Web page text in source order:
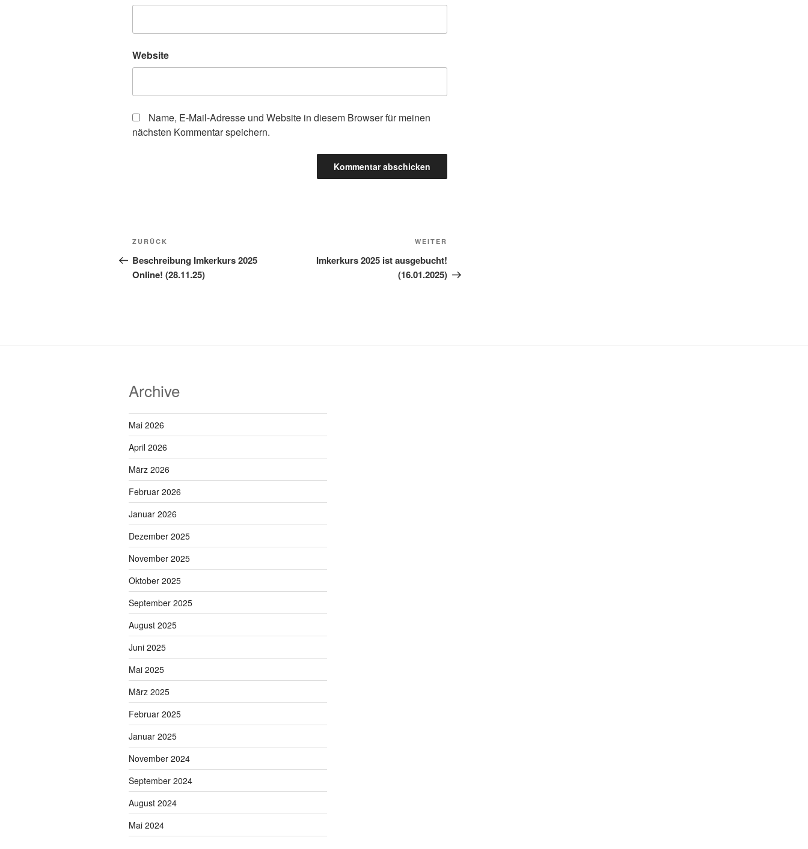
Website
Name, E-Mail-Adresse und Website in diesem Browser für meinen
nächsten Kommentar speichern.
Beitragsnavigation
Vorheriger
Beitrag
ZURÜCK
Beschreibung Imkerkurs 2025
Online! (28.11.25)
WEITER
Imkerkurs 2025 ist ausgebucht!
(16.01.2025)
Archive
Mai 2026
April 2026
März 2026
Februar 2026
Januar 2026
Dezember 2025
November 2025
Oktober 2025
September 2025
August 2025
Juni 2025
Mai 2025
März 2025
Februar 2025
Januar 2025
November 2024
September 2024
August 2024
Mai 2024